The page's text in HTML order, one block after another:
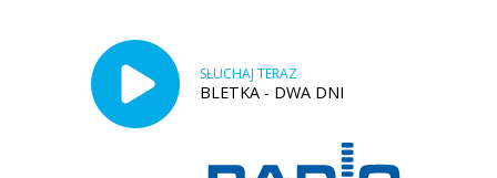
SŁUCHAJ TERAZ
BLETKA - DWA DNI